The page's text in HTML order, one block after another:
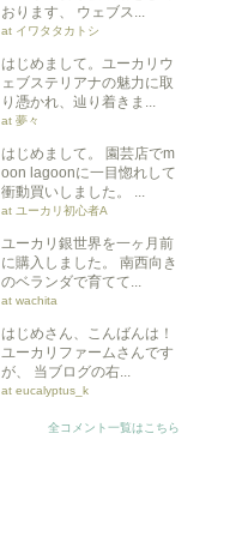
おります、 ウェブス...
at イワタタカトシ
はじめまして。ユーカリウ
ェブステリアナの魅力に取
り憑かれ、辿り着きま...
at 夢々
はじめまして。 園芸店でm
oon lagoonに一目惚れして
衝動買いしました。 ...
at ユーカリ初心者A
ユーカリ銀世界を一ヶ月前
に購入しました。 南西向き
のベランダで育てて...
at wachita
はじめさん、こんばんは！
ユーカリファームさんです
が、 当ブログの右...
at eucalyptus_k
全コメント一覧はこちら